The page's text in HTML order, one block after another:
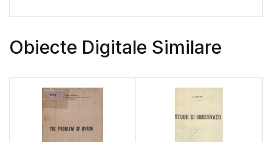
Obiecte Digitale Similare